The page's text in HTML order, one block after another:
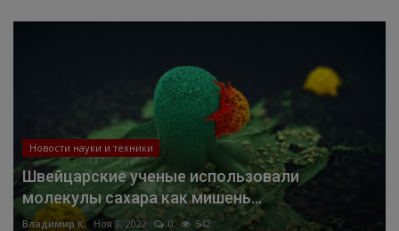
Новости науки и техники
Швейцарские ученые использовали
молекулы сахара как мишень...
Владимир К. Ноя 8, 2022 0 542